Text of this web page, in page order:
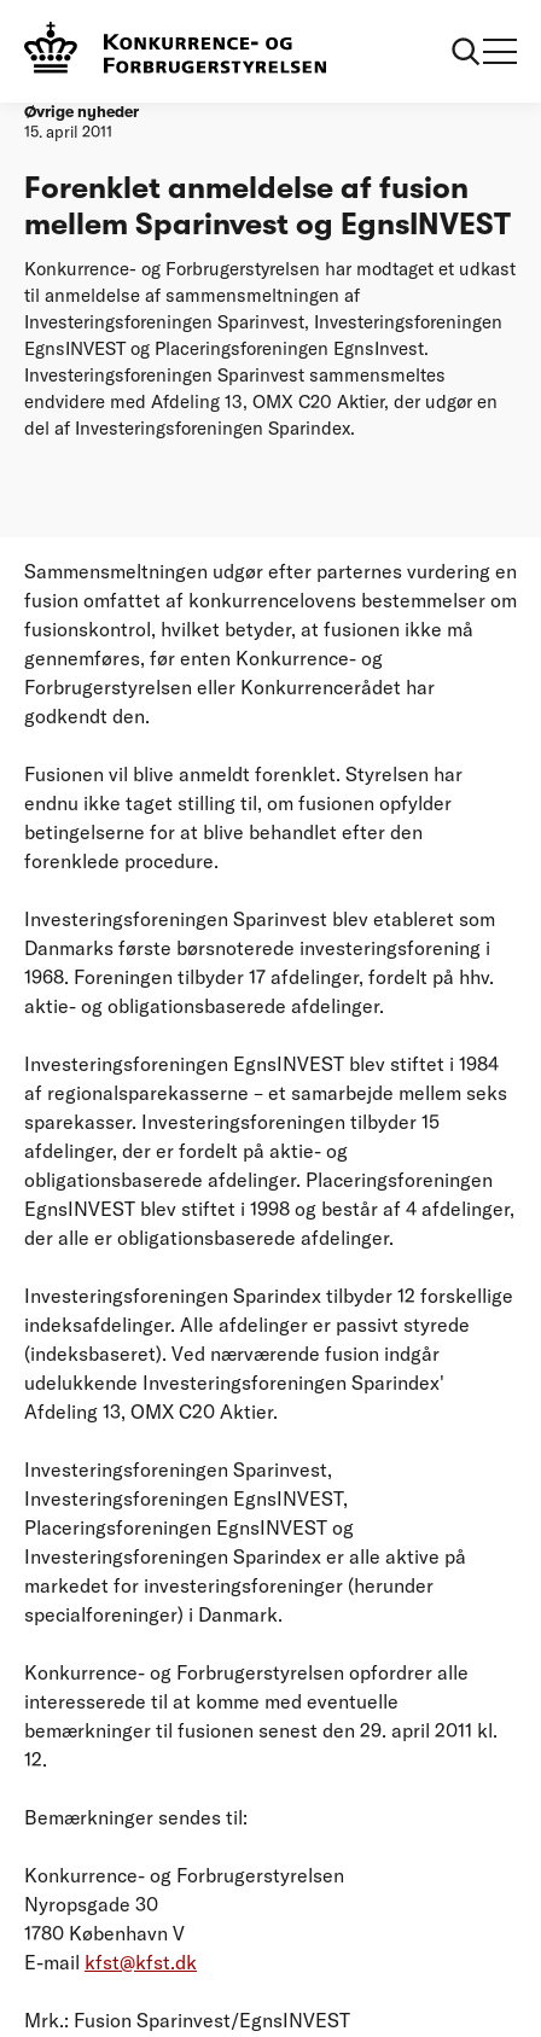
Forside
EgnsINVEST
Øvrige nyheder
15. april 2011
Forenklet anmeldelse af fusion
mellem Sparinvest og EgnsINVEST
Konkurrence- og Forbrugerstyrelsen har modtaget et udkast
til anmeldelse af sammensmeltningen af
Investeringsforeningen Sparinvest, Investeringsforeningen
EgnsINVEST og Placeringsforeningen EgnsInvest.
Investeringsforeningen Sparinvest sammensmeltes
endvidere med Afdeling 13, OMX C20 Aktier, der udgør en
del af Investeringsforeningen Sparindex.
Sammensmeltningen udgør efter parternes vurdering en
fusion omfattet af konkurrencelovens bestemmelser om
fusionskontrol, hvilket betyder, at fusionen ikke må
gennemføres, før enten Konkurrence- og
Forbrugerstyrelsen eller Konkurrencerådet har
godkendt den.
Fusionen vil blive anmeldt forenklet. Styrelsen har
endnu ikke taget stilling til, om fusionen opfylder
betingelserne for at blive behandlet efter den
forenklede procedure.
Investeringsforeningen Sparinvest blev etableret som
Danmarks første børsnoterede investeringsforening i
1968. Foreningen tilbyder 17 afdelinger, fordelt på hhv.
aktie- og obligationsbaserede afdelinger.
Investeringsforeningen EgnsINVEST blev stiftet i 1984
af regionalsparekasserne – et samarbejde mellem seks
sparekasser. Investeringsforeningen tilbyder 15
afdelinger, der er fordelt på aktie- og
obligationsbaserede afdelinger. Placeringsforeningen
EgnsINVEST blev stiftet i 1998 og består af 4 afdelinger,
der alle er obligationsbaserede afdelinger.
Investeringsforeningen Sparindex tilbyder 12 forskellige
indeksafdelinger. Alle afdelinger er passivt styrede
(indeksbaseret). Ved nærværende fusion indgår
udelukkende Investeringsforeningen Sparindex'
Afdeling 13, OMX C20 Aktier.
Investeringsforeningen Sparinvest,
Investeringsforeningen EgnsINVEST,
Placeringsforeningen EgnsINVEST og
Investeringsforeningen Sparindex er alle aktive på
markedet for investeringsforeninger (herunder
specialforeninger) i Danmark.
Konkurrence- og Forbrugerstyrelsen opfordrer alle
interesserede til at komme med eventuelle
bemærkninger til fusionen senest den 29. april 2011 kl.
12.
Bemærkninger sendes til:
Konkurrence- og Forbrugerstyrelsen
Nyropsgade 30
1780 København V
E-mail kfst@kfst.dk
Mrk.: Fusion Sparinvest/EgnsINVEST